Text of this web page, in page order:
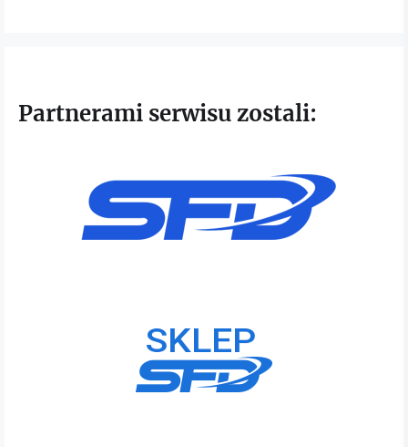
Partnerami serwisu zostali: